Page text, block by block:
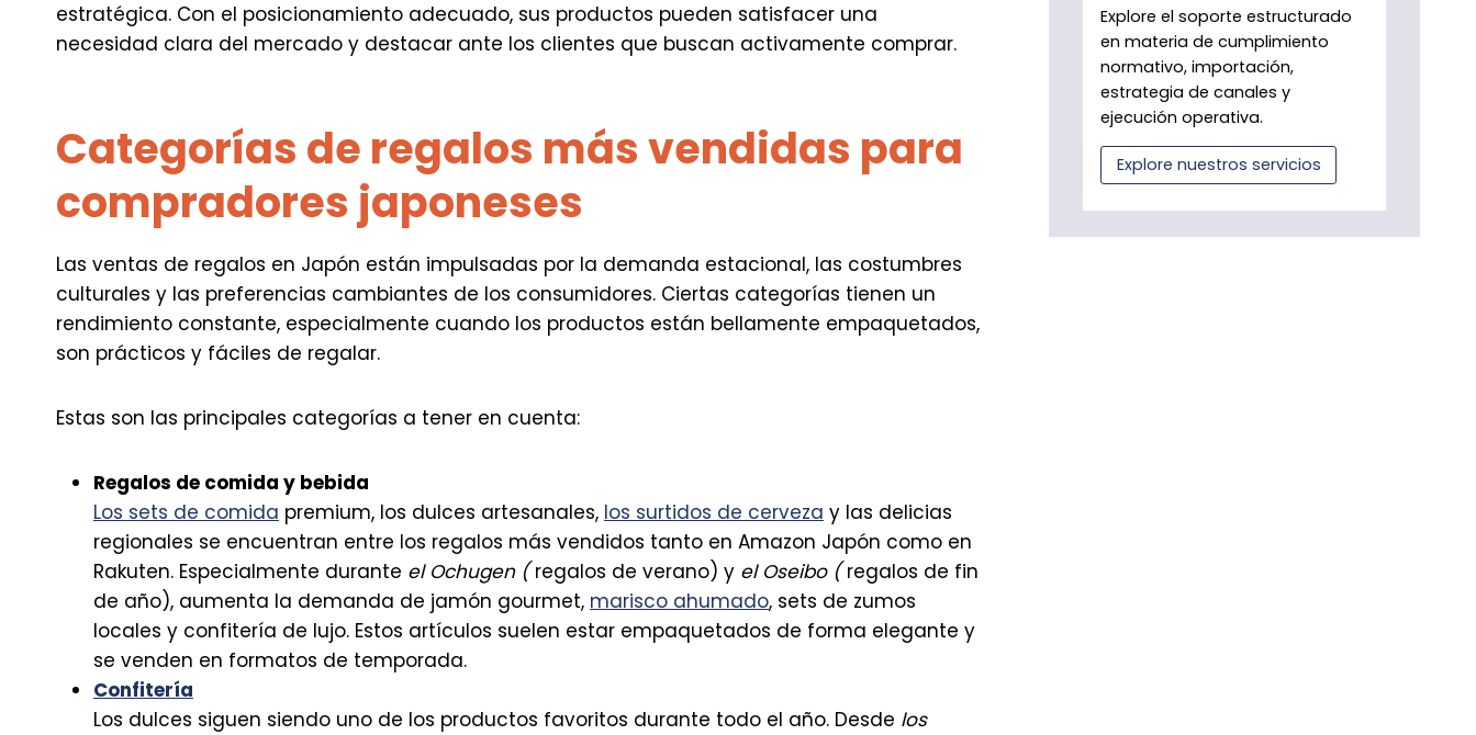
estratégica. Con el posicionamiento adecuado, sus productos pueden satisfacer una
necesidad clara del mercado y destacar ante los clientes que buscan activamente comprar.
Categorías de regalos más vendidas para
compradores japoneses
Las ventas de regalos en Japón están impulsadas por la demanda estacional, las costumbres
culturales y las preferencias cambiantes de los consumidores. Ciertas categorías tienen un
rendimiento constante, especialmente cuando los productos están bellamente empaquetados,
son prácticos y fáciles de regalar.
Estas son las principales categorías a tener en cuenta:
Regalos de comida y bebida
Los sets de comida premium, los dulces artesanales, los surtidos de cerveza y las delicias
regionales se encuentran entre los regalos más vendidos tanto en Amazon Japón como en
Rakuten. Especialmente durante el Ochugen (regalos de verano) y el Oseibo (regalos de fin
de año), aumenta la demanda de jamón gourmet, marisco ahumado, sets de zumos
locales y confitería de lujo. Estos artículos suelen estar empaquetados de forma elegante y
se venden en formatos de temporada.
Confitería
Los dulces siguen siendo uno de los productos favoritos durante todo el año. Desde los
Explore el soporte estructurado
en materia de cumplimiento
normativo, importación,
estrategia de canales y
ejecución operativa.
Explore nuestros servicios